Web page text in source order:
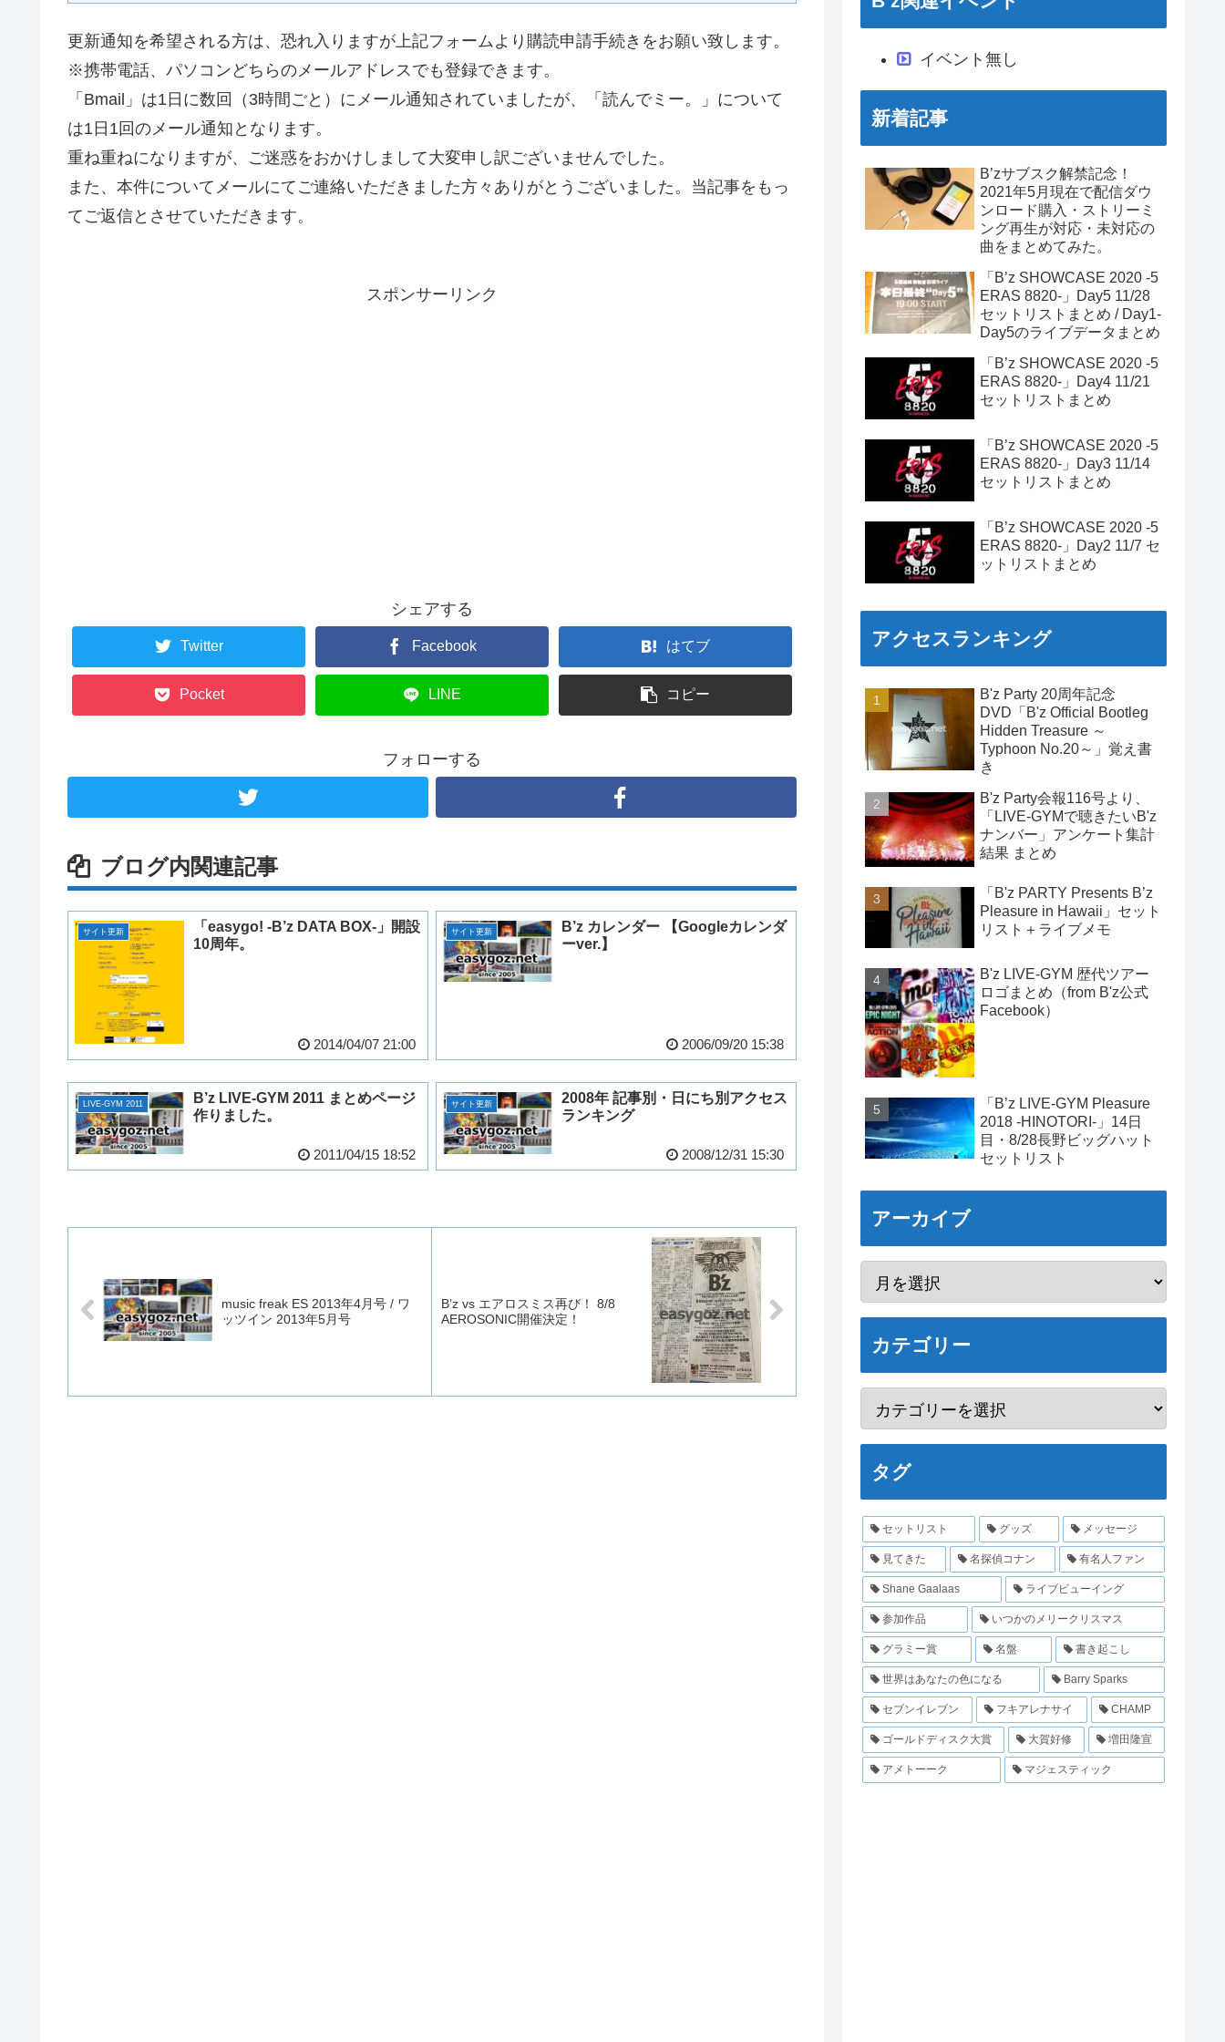
更新通知を希望される方は、恐れ入りますが上記フォームより購読申請手続きをお願い致します。
※携帯電話、パソコンどちらのメールアドレスでも登録できます。
「Bmail」は1日に数回（3時間ごと）にメール通知されていましたが、「読んでミー。」について
は1日1回のメール通知となります。
重ね重ねになりますが、ご迷惑をおかけしまして大変申し訳ございませんでした。
また、本件についてメールにてご連絡いただきました方々ありがとうございました。当記事をもっ
てご返信とさせていただきます。
スポンサーリンク
シェアする
Twitter Facebook はてブ
Pocket LINE コピー
フォローする
ブログ内関連記事
サイト更新
「easygo! -B’z DATA BOX-」開設
10周年。
2014/04/07 21:00
サイト更新
B’z カレンダー 【Googleカレンダ
ーver.】
2006/09/20 15:38
LIVE-GYM 2011
B’z LIVE-GYM 2011 まとめページ
作りました。
2011/04/15 18:52
サイト更新
2008年 記事別・日にち別アクセス
ランキング
2008/12/31 15:30
music freak ES 2013年4月号 / ワ
ッツイン 2013年5月号
B’z vs エアロスミス再び！ 8/8
AEROSONIC開催決定！
イベント無し
新着記事
B’zサブスク解禁記念！
2021年5月現在で配信ダウ
ンロード購入・ストリーミ
ング再生が対応・未対応の
曲をまとめてみた。
「B’z SHOWCASE 2020 -5
ERAS 8820-」Day5 11/28
セットリストまとめ / Day1-
Day5のライブデータまとめ
「B’z SHOWCASE 2020 -5
ERAS 8820-」Day4 11/21
セットリストまとめ
「B’z SHOWCASE 2020 -5
ERAS 8820-」Day3 11/14
セットリストまとめ
「B’z SHOWCASE 2020 -5
ERAS 8820-」Day2 11/7 セ
ットリストまとめ
アクセスランキング
B'z Party 20周年記念
DVD「B'z Official Bootleg
Hidden Treasure ～
Typhoon No.20～」覚え書
き
B'z Party会報116号より、
「LIVE-GYMで聴きたいB'z
ナンバー」アンケート集計
結果 まとめ
「B'z PARTY Presents B’z
Pleasure in Hawaii」セット
リスト＋ライブメモ
B'z LIVE-GYM 歴代ツアー
ロゴまとめ（from B'z公式
Facebook）
「B’z LIVE-GYM Pleasure
2018 -HINOTORI-」14日
目・8/28長野ビッグハット
セットリスト
アーカイブ
カテゴリー
タグ
セットリスト グッズ メッセージ
見てきた 名探偵コナン 有名人ファン
Shane Gaalaas ライブビューイング
参加作品 いつかのメリークリスマス
グラミー賞 名盤 書き起こし
世界はあなたの色になる Barry Sparks
セブンイレブン フキアレナサイ CHAMP
ゴールドディスク大賞 大賀好修 増田隆宣
アメトーーク マジェスティック